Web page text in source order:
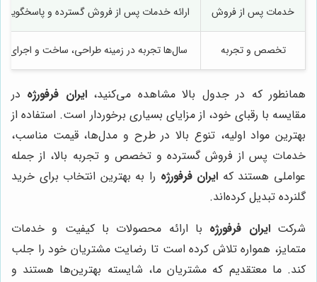
خدمات پس از فروش ارائه خدمات پس از فروش گسترده و پاسخگویی
تخصص و تجربه سال‌ها تجربه در زمینه طراحی، ساخت و اجرای
همانطور که در جدول بالا مشاهده می‌کنید،ایران فرفورژه در
مقایسه با رقبای خود، از مزایای بسیاری برخوردار است. استفاده از
بهترین مواد اولیه، تنوع بالا در طرح و مدل‌ها، قیمت مناسب،
خدمات پس از فروش گسترده و تخصص و تجربه بالا، از جمله
عواملی هستند که ایران فرفورژه را به بهترین انتخاب برای خرید
گلنرده تبدیل کرده‌اند.
شرکتایران فرفورژه با ارائه محصولات با کیفیت و خدمات
متمایز، همواره تلاش کرده است تا رضایت مشتریان خود را جلب
کند. ما معتقدیم که مشتریان ما، شایسته بهترین‌ها هستند و